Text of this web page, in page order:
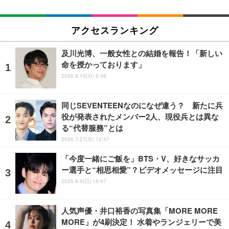
アクセスランキング
及川光博、一般女性との結婚を報告！「新しい
命を授かっております」
2026.8.10(月) 8:48
同じSEVENTEENなのになぜ違う？ 新たに兵
役が発表されたメンバー2人、現役兵とは異な
る“代替服務”とは
2026.7.27(月) 12:47
「今度一緒にご飯を」BTS・V、好きなサッカ
ー選手と“相思相愛”？ビデオメッセージに注目
2026.8.9(日) 18:47
人気声優・井口裕香の写真集「MORE MORE
MORE」が4刷決定！ 水着やランジェリーで美